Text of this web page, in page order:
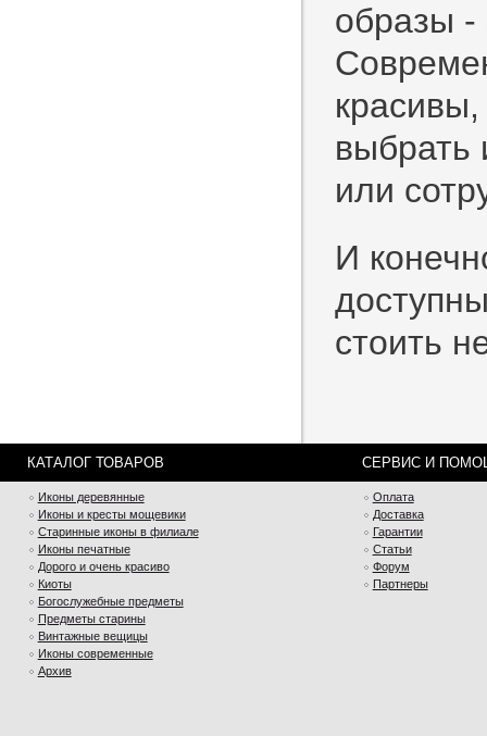
образы -
выбрать
или
И
стоить
КАТАЛОГ ТОВАРОВ СЕРВИС И
Иконы деревянные
Иконы и кресты мощевики
Старинные иконы в филиале
Иконы печатные
Дорого и очень красиво
Киоты
Богослужебные предметы
Предметы старины
Винтажные вещицы
Иконы современные
Архив
Оплата
Доставка
Гарантии
Статьи
Форум
Партнеры